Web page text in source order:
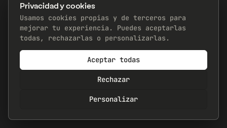
© 2026 Damos en el Blanco S.L. · Todos los derechos
reservados
Recursos gratuitos →
¿Tu web da pena? Haz el test →
Kit Digital: la web a 0 €* →
Únete →
Experimentos: el laboratorio →
Herramientas gratis →
Aquí no hay nada que ver→404
Privacidad y cookies
Usamos cookies propias y de terceros para
mejorar tu experiencia. Puedes aceptarlas
todas, rechazarlas o personalizarlas.
Aceptar todas
Rechazar
Personalizar